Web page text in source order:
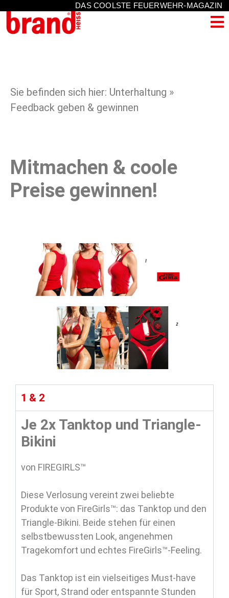
DAS COOLSTE FEUERWEHR-MAGAZIN
Sie befinden sich hier: Unterhaltung »
Feedback geben & gewinnen
Mitmachen & coole
Preise gewinnen!
1 & 2
Je 2x Tanktop und Triangle-
Bikini
von FIREGIRLS™
Diese Verlosung vereint zwei beliebte
Produkte von FireGirls™: das Tanktop und den
Triangle-Bikini. Beide stehen für einen
selbstbewussten Look, angenehmen
Tragekomfort und echtes FireGirls™-Feeling.
Das Tanktop ist ein vielseitiges Must-have
für Sport, Strand oder entspannte Stunden